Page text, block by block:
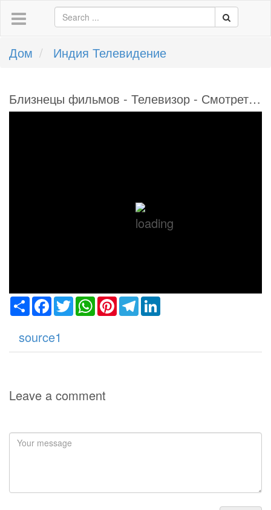
Дом Индия Телевидение
Близнецы фильмов - Телевизор - Смотреть онлайн
ShareFacebook
TwitterWhatsApp
PinterestTelegram
source1
Leave a comment